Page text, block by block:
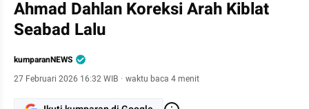
Ahmad Dahlan Koreksi Arah Kiblat
Seabad Lalu
kumparanNEWS
27 Februari 2026 16:32 WIB · waktu baca 4 menit